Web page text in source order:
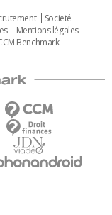
Societé
Mentions légales
Benchmark